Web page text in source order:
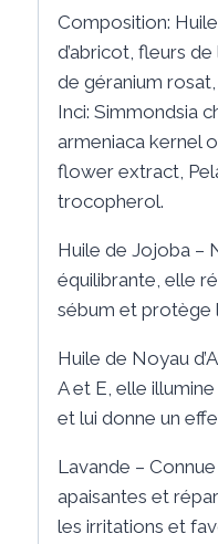
Composition:
d’abricot, fleurs
de géranium
Inci: Simmondsia
armeniaca kernel
flower extract,
trocopherol.
Huile de Jojoba –
équilibrante, elle
sébum et protège
Huile de Noyau
A et E, elle
et lui donne un
Lavande –
apaisantes et
les irritations et